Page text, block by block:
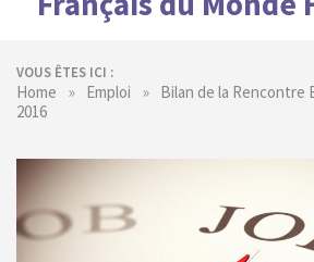
VOUS ÊTES ICI :
Home » Emploi » Bilan de la Rencontre
2016